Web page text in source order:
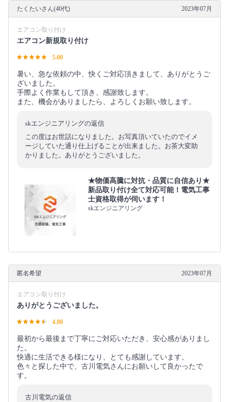
たくたいさん(40代) 2023年07月
エアコン取り付け
エアコン新規取り付け
5.00
暑い、急な依頼の中、快くご対応頂きまして、ありがとうご
ざいました。
手際よく作業もして頂き、感謝致します。
また、機会がありましたら、よろしくお願い致します。
skエンジニアリングの返信
この度はお世話になりました。お写真頂いていたのでイメ
ージしていた通り仕上げることが出来ました。お茶大変助
かりました。ありがとうございました。
★物価高騰に対抗・品質に自信あり★
新品取り付け全て対応可能！電気工事
士資格取得が伺います！
skエンジニアリング
匿名希望 2023年07月
エアコン取り付け
ありがとうございました。
4.80
最初から最後まで丁寧にご対応いただき、安心感がありまし
た。
快適に生活できる様になり、とても感謝しています。
色々と探した中で、古川電気さんにお願いして良かったで
す。
古川電気の返信